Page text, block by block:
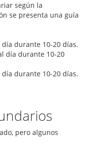
según la
se presenta una guía
día durante 10-20 días.
día durante 10-20
día durante 10-20 días.
pero algunos